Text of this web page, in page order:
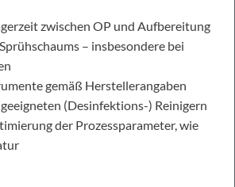
zwischen OP und Aufbereitung
– insbesondere bei
gemäß Herstellerangaben
(Desinfektions-) Reinigern
der Prozessparameter, wie